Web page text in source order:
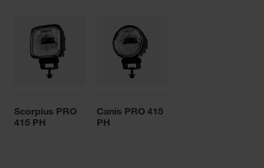
Scorpius PRO
415 PH
Canis PRO 415
PH